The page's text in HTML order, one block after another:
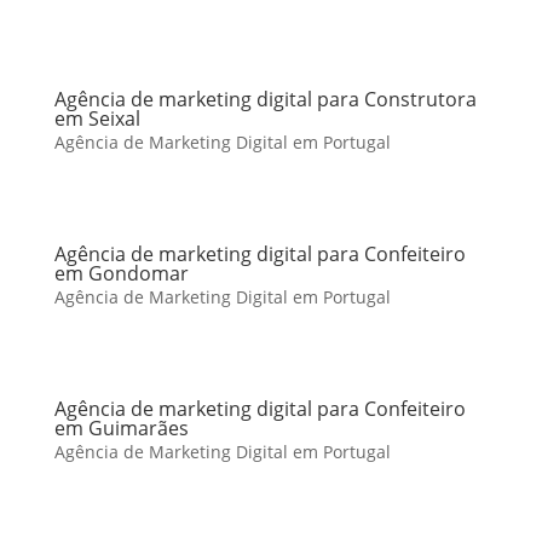
Agência de marketing digital para Construtora
em Seixal
Agência de Marketing Digital em Portugal
Agência de marketing digital para Confeiteiro
em Gondomar
Agência de Marketing Digital em Portugal
Agência de marketing digital para Confeiteiro
em Guimarães
Agência de Marketing Digital em Portugal